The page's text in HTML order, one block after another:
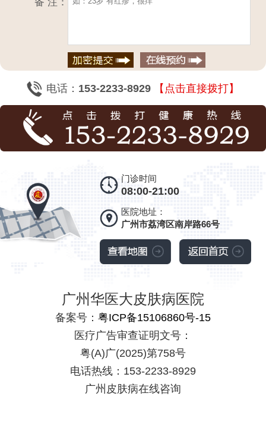
备 注：
电话： 153-2233-8929 【点击直接拨打】
门诊时间
08:00-21:00
医院地址：
广州市荔湾区南岸路66号
广州华医大皮肤病医院
备案号： 粤ICP备15106860号-15
医疗广告审查证明文号：
粤(A)广(2025)第758号
电话热线：153-2233-8929
广州皮肤病在线咨询